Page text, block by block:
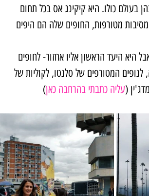
בעולם כולו. היא קיקינג אס בכל תחום
מטורפות, החופים שלה הם היפים
היא היעד הראשון אליו אחזור- לחופים
המטורפים של סלנטו, לקוליות של
(עליה כתבתי בהרחבה כאן)